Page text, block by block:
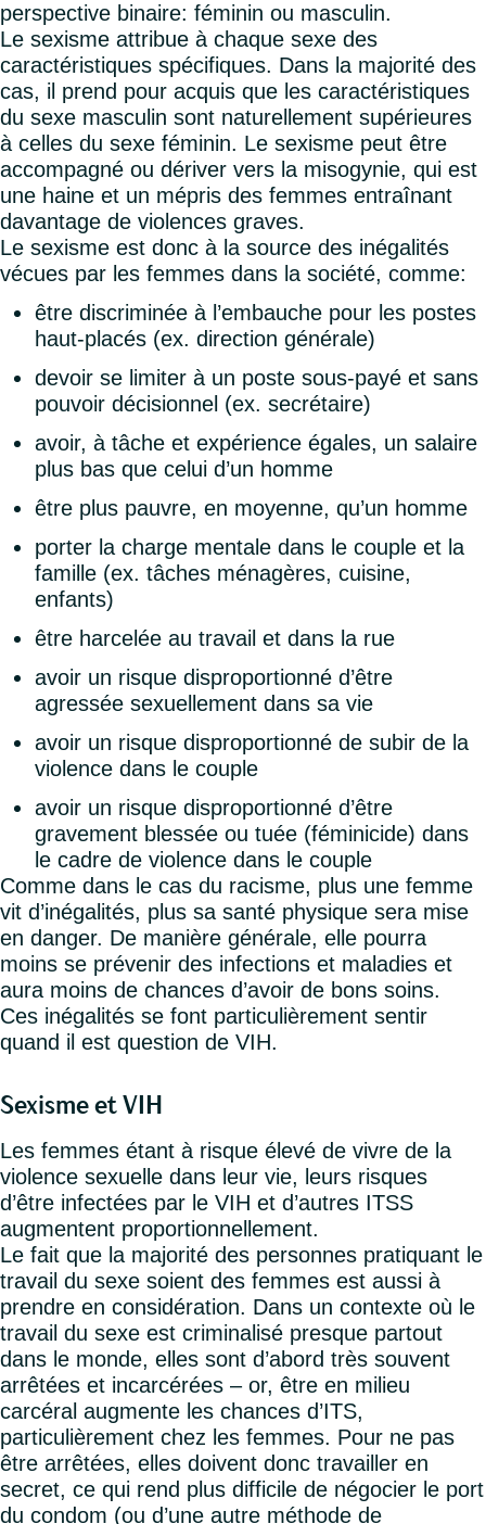
perspective binaire: féminin ou masculin.
Le sexisme attribue à chaque sexe des
caractéristiques spécifiques. Dans la majorité des
cas, il prend pour acquis que les caractéristiques
du sexe masculin sont naturellement supérieures
à celles du sexe féminin. Le sexisme peut être
accompagné ou dériver vers la misogynie, qui est
une haine et un mépris des femmes entraînant
davantage de violences graves.
Le sexisme est donc à la source des inégalités
vécues par les femmes dans la société, comme:
être discriminée à l’embauche pour les postes
haut-placés (ex. direction générale)
devoir se limiter à un poste sous-payé et sans
pouvoir décisionnel (ex. secrétaire)
avoir, à tâche et expérience égales, un salaire
plus bas que celui d’un homme
être plus pauvre, en moyenne, qu’un homme
porter la charge mentale dans le couple et la
famille (ex. tâches ménagères, cuisine,
enfants)
être harcelée au travail et dans la rue
avoir un risque disproportionné d’être
agressée sexuellement dans sa vie
avoir un risque disproportionné de subir de la
violence dans le couple
avoir un risque disproportionné d’être
gravement blessée ou tuée (féminicide) dans
le cadre de violence dans le couple
Comme dans le cas du racisme, plus une femme
vit d’inégalités, plus sa santé physique sera mise
en danger. De manière générale, elle pourra
moins se prévenir des infections et maladies et
aura moins de chances d’avoir de bons soins.
Ces inégalités se font particulièrement sentir
quand il est question de VIH.
Sexisme et VIH
Les femmes étant à risque élevé de vivre de la
violence sexuelle dans leur vie, leurs risques
d’être infectées par le VIH et d’autres ITSS
augmentent proportionnellement.
Le fait que la majorité des personnes pratiquant le
travail du sexe soient des femmes est aussi à
prendre en considération. Dans un contexte où le
travail du sexe est criminalisé presque partout
dans le monde, elles sont d’abord très souvent
arrêtées et incarcérées – or, être en milieu
carcéral augmente les chances d’ITS,
particulièrement chez les femmes. Pour ne pas
être arrêtées, elles doivent donc travailler en
secret, ce qui rend plus difficile de négocier le port
du condom (ou d’une autre méthode de